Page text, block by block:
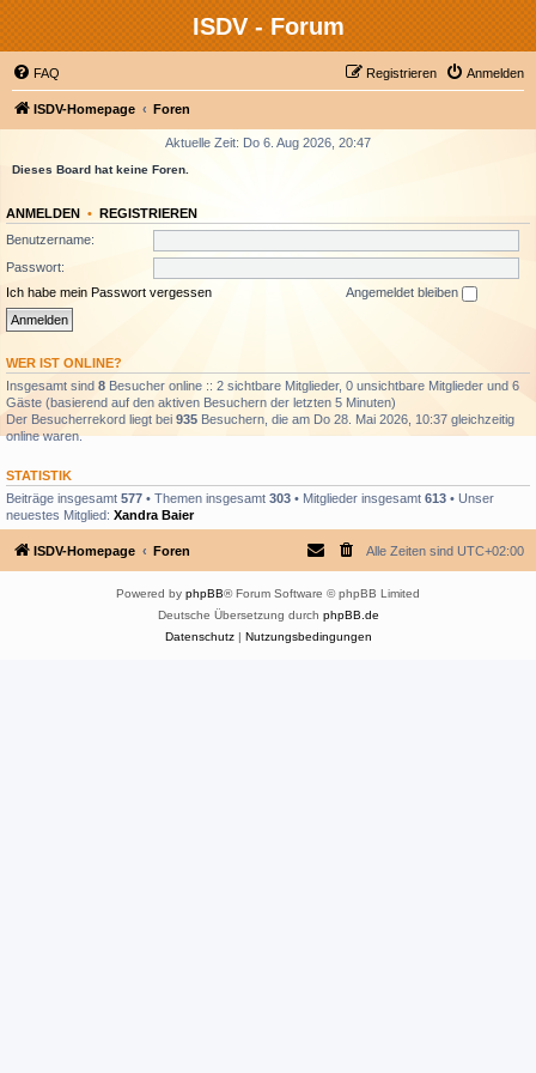
ISDV - Forum
FAQ Anmelden
Registrieren
ISDV-Homepage Foren
Aktuelle Zeit: Do 6. Aug 2026, 20:47
Dieses Board hat keine Foren.
ANMELDEN • REGISTRIEREN
Benutzername:
Passwort:
Ich habe mein Passwort vergessen
Angemeldet bleiben
WER IST ONLINE?
Insgesamt sind 8 Besucher online :: 2 sichtbare Mitglieder, 0 unsichtbare Mitglieder und 6
Gäste (basierend auf den aktiven Besuchern der letzten 5 Minuten)
Der Besucherrekord liegt bei 935 Besuchern, die am Do 28. Mai 2026, 10:37 gleichzeitig
online waren.
STATISTIK
Beiträge insgesamt 577 • Themen insgesamt 303 • Mitglieder insgesamt 613 • Unser
neuestes Mitglied: Xandra Baier
ISDV-Homepage Foren Alle Zeiten sind UTC+02:00
Powered by phpBB® Forum Software © phpBB Limited
Deutsche Übersetzung durch phpBB.de
Datenschutz| Nutzungsbedingungen